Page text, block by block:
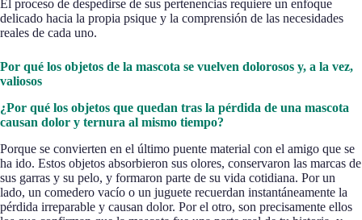
El proceso de despedirse de sus pertenencias requiere un enfoque
delicado hacia la propia psique y la comprensión de las necesidades
reales de cada uno.
Por qué los objetos de la mascota se vuelven dolorosos y, a la vez,
valiosos
¿Por qué los objetos que quedan tras la pérdida de una mascota
causan dolor y ternura al mismo tiempo?
Porque se convierten en el último puente material con el amigo que se
ha ido. Estos objetos absorbieron sus olores, conservaron las marcas de
sus garras y su pelo, y formaron parte de su vida cotidiana. Por un
lado, un comedero vacío o un juguete recuerdan instantáneamente la
pérdida irreparable y causan dolor. Por el otro, son precisamente ellos